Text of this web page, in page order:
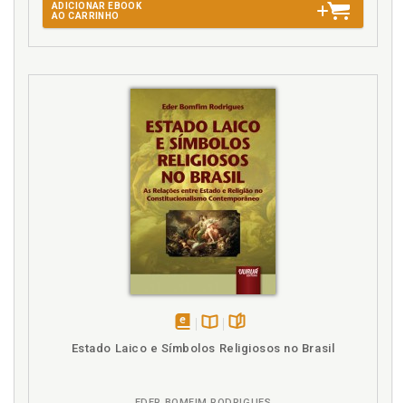
Lei de execução penal., p. 203
Livre convencimento do Juiz., p. 161
Ministério Público. Princípio do promotor natural, p.
Normas e políticas de cada Estado., p. 54
ADICIONAR EBOOK
AO CARRINHO
Estado Laico e Símbolos Religiosos no Brasil